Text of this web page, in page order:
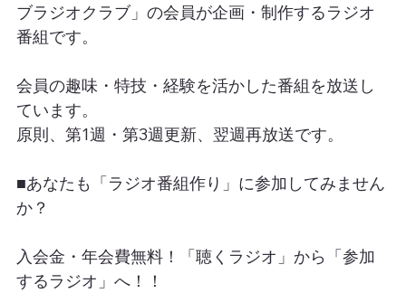
ブラジオクラブ」の会員が企画・制作するラジオ
番組です。
会員の趣味・特技・経験を活かした番組を放送し
ています。
原則、第1週・第3週更新、翌週再放送です。
■あなたも「ラジオ番組作り」に参加してみません
か？
入会金・年会費無料！「聴くラジオ」から「参加
するラジオ」へ！！